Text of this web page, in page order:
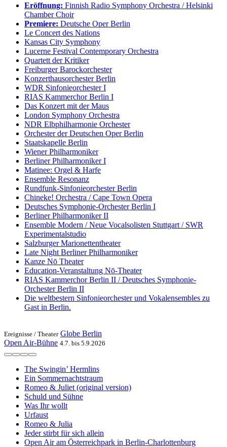
Eröffnung: Finnish Radio Symphony Orchestra / Helsinki
Chamber Choir
Premiere: Deutsche Oper Berlin
Le Concert des Nations
Kansas City Symphony
Lucerne Festival Contemporary Orchestra
Quartett der Kritiker
Freiburger Barockorchester
Konzerthausorchester Berlin
WDR Sinfonieorchester I
RIAS Kammerchor Berlin I
Das Konzert mit der Maus
London Symphony Orchestra
NDR Elbphilharmonie Orchester
Orchester der Deutschen Oper Berlin
Staatskapelle Berlin
Wiener Philharmoniker
Berliner Philharmoniker I
Matinee: Orgel & Harfe
Ensemble Resonanz
Rundfunk-Sinfonieorchester Berlin
Chineke! Orchestra / Cape Town Opera
Deutsches Symphonie-Orchester Berlin I
Berliner Philharmoniker II
Ensemble Modern / Neue Vocalsolisten Stuttgart / SWR
Experimentalstudio
Salzburger Marionettentheater
Late Night Berliner Philharmoniker
Kanze Nō Theater
Education-Veranstaltung Nō-Theater
RIAS Kammerchor Berlin II / Deutsches Symphonie-
Orchester Berlin II
Die weltbestern Sinfonieorchester und Vokalensembles zu
Gast in Berlin.
Ereignisse / Theater Globe Berlin
Open Air-Bühne 4.7. bis 5.9.2026
The Swingin’ Hermlins
Ein Sommernachtstraum
Romeo & Juliet (original version)
Schuld und Sühne
Was Ihr wollt
Urfaust
Romeo & Julia
Jeder stirbt für sich allein
Open Air am Österreichpark in Berlin-Charlottenburg